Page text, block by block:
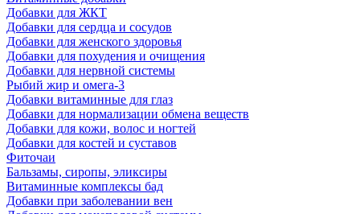
Добавки для ЖКТ
Добавки для сердца и сосудов
Добавки для женского здоровья
Добавки для похудения и очищения
Добавки для нервной системы
Рыбий жир и омега-3
Добавки витаминные для глаз
Добавки для нормализации обмена веществ
Добавки для кожи, волос и ногтей
Добавки для костей и суставов
Фиточаи
Бальзамы, сиропы, эликсиры
Витаминные комплексы бад
Добавки при заболевании вен